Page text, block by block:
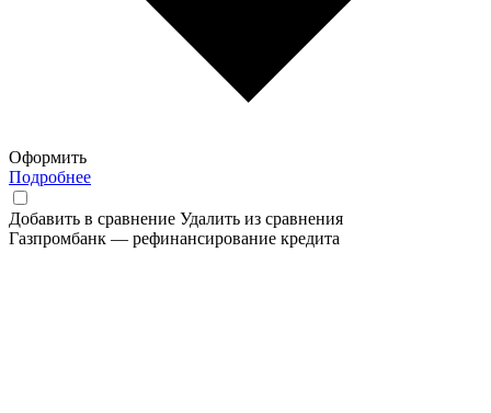
Оформить
Подробнее
Добавить в сравнение Удалить из сравнения
Газпромбанк — рефинансирование кредита